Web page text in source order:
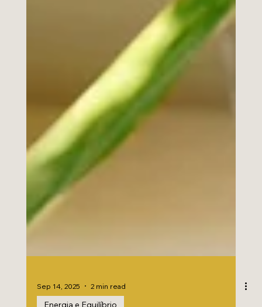
Sep 14, 2025 2 min read